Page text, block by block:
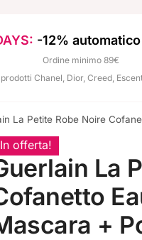
-12%
Ordine minimo 89€
Chanel, Dior, Creed,
La Petite Robe Noire
In offerta!
La
+